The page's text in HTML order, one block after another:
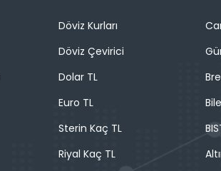
Döviz Kurları
Döviz Çevirici
Dolar TL
Euro TL
Sterin Kaç TL
Riyal Kaç TL